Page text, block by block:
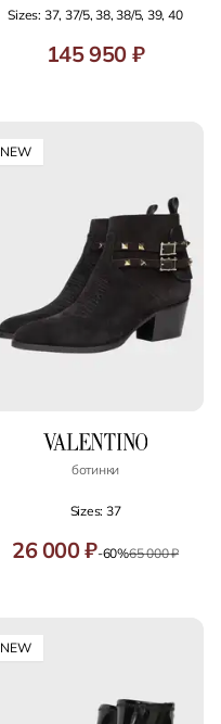
Sizes: 37, 37/5, 38, 38/5, 39, 40
145 950 ₽
NEW
ботинки
Sizes: 37
26 000 ₽-60%65 000 ₽
NEW